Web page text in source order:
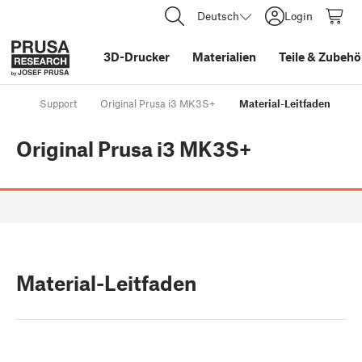
Deutsch Login
3D-Drucker Materialien Teile&
Support Original Prusa i3 MK3S+ Material-Leitfaden
Original Prusa i3 MK3S+
Material-Leitfaden